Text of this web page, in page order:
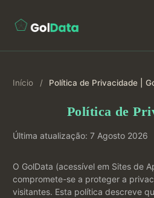
Início / Política de Privacidade |
Política de
Última atualização: 7 Agosto 2026
O GolData (acessível em Sites de
compromete-se a proteger a
visitantes. Esta política descreve